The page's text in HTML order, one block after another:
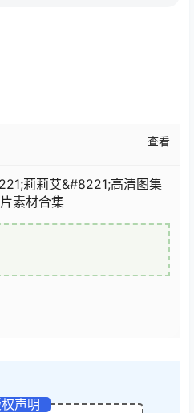
查看
莉莉艾&#8221;高清图集
素材合集
声明